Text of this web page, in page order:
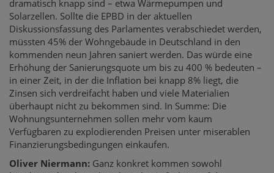
dramatisch knapp sind – etwa Wärmepumpen und
Solarzellen. Sollte die EPBD in der aktuellen
Diskussionsfassung des Parlamentes verabschiedet werden,
müssten 45% der Wohngebäude in Deutschland in den
kommenden neun Jahren saniert werden. Das würde eine
Erhöhung der Sanierungsquote um bis zu 400 % bedeuten –
in einer Zeit, in der die Inflation bei knapp 8% liegt, die
Zinsen sich verdreifacht haben und viele Materialien
überhaupt nicht zu bekommen sind. In Summe: Die
Wohnungsunternehmen sollen mehr vom kaum
Verfügbaren zu explodierenden Preisen unter miserablen
Finanzierungsbedingungen einkaufen.
Oliver Niermann: Ganz konkret kommen sowohl